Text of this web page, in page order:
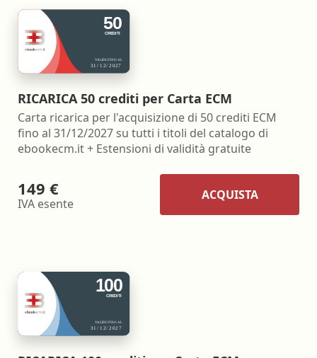
RICARICA 50 crediti per Carta ECM
Carta ricarica per l'acquisizione di 50 crediti ECM
fino al 31/12/2027 su tutti i titoli del catalogo di
ebookecm.it + Estensioni di validità gratuite
149 €
IVA esente
ACQUISTA